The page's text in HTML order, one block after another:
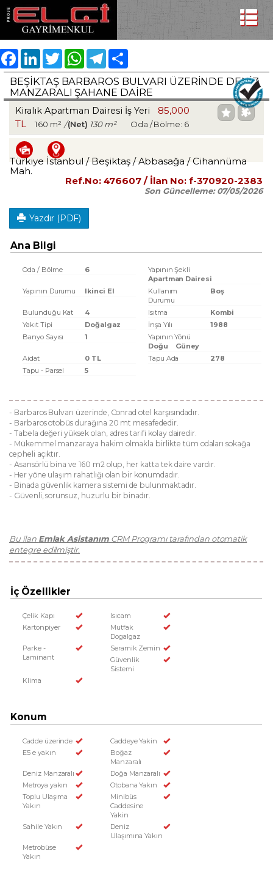
FacebookLinkedInTwitter WhatsAppTelegram
BEŞIKTAŞ BARBAROS BULVARI ÜZERINDE DENIZ
MANZARALI ŞAHANE DAIRE
Kiralık Apartman Dairesi İş Yeri
85,000
TL
160 m² /(Net) 130 m² Oda / Bölme: 6
Türkiye İstanbul / Beşiktaş/ Abbasağa / Cihannüma
Mah.
Ref.No: 476607 / İlan No: f-370920-2383
Son Güncelleme:07/05/2026
Yazdır (PDF)
Ana Bilgi
Oda / Bölme 6
Yapının Şekli
Apartman Dairesi
Yapının Durumu
Ikinci El
Kullanım
Durumu
Boş
Bulunduğu Kat 4 Isıtma
Kombi
Yakıt Tipi
Doğalgaz İnşa Yılı
1988
Banyo Sayısı
1
Yapının Yönü
Doğu
Güney
Aidat
0 TL Tapu Ada
278
Tapu - Parsel
5
- Barbaros Bulvarı üzerinde, Conrad otel karşısındadır.
- Barbaros otobüs durağına 20 mt mesafededir.
- Tabela değeri yüksek olan, adres tarifi kolay dairedir.
- Mükemmel manzaraya hakim olmakla birlikte tüm odaları sokağa
cepheli açıktır.
- Asansörlü bina ve 160 m2 olup, her katta tek daire vardır.
- Her yöne ulaşım rahatlığı olan bir konumdadır.
- Binada güvenlik kamera sistemi de bulunmaktadır.
- Güvenli, sorunsuz, huzurlu bir binadır.
Bu ilan Emlak AsistanımCRM Programı tarafından otomatik
entegre edilmiştir.
İç Özellikler
Çelik Kapı
Isıcam
Kartonpiyer
Mutfak
Dogalgaz
Parke -
Laminant
Seramik Zemin
Güvenlik
Sistemi
Klima
Konum
Cadde üzerinde
Caddeye Yakin
E5 e yakın
Boğaz
Manzaralı
Deniz Manzaralı
Doğa Manzaralı
Metroya yakın
Otobana Yakın
Toplu Ulaşıma
Yakın
Minibüs
Caddesine
Yakin
Sahile Yakın
Deniz
Ulaşımına Yakın
Metrobüse
Yakın